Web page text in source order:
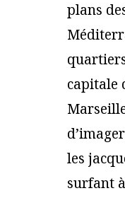
plans
capitale
les
surfant